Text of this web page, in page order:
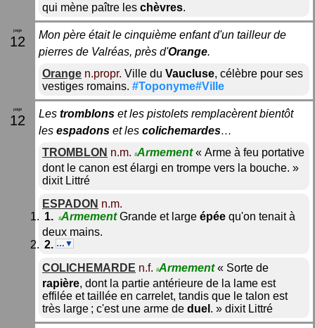
qui mène paître les chèvres.
12
Mon père était le cinquième enfant d'un tailleur de
pierres de Valréas, près d'Orange.
Orange n.propr. Ville du Vaucluse, célèbre pour ses
vestiges romains. #Toponyme#Ville
12 Les tromblons et les pistolets remplacèrent bientôt
les espadons et les colichemardes…
TROMBLON n.m. #Armement « Arme à feu portative
dont le canon est élargi en trompe vers la bouche. »
dixit Littré
ESPADON n.m.
#Armement Grande et large épée qu'on tenait à
deux mains.
…▼
COLICHEMARDE n.f. #Armement « Sorte de
rapière, dont la partie antérieure de la lame est
effilée et taillée en carrelet, tandis que le talon est
très large ; c'est une arme de duel . » dixit Littré